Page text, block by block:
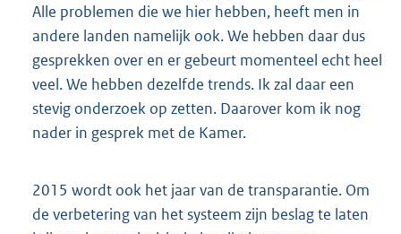
Alle problemen die we hier hebben, heeft men in
andere landen namelijk ook. We hebben daar dus
gesprekken over en er gebeurt momenteel echt heel
veel. We hebben dezelfde trends. Ik zal daar een
stevig onderzoek op zetten. Daarover kom ik nog
nader in gesprek met de Kamer.
2015 wordt ook het jaar van de transparantie. Om
de verbetering van het systeem zijn beslag te laten